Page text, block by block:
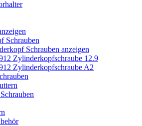
Schrauben
Schrauben anzeigen
Zylinderkopfschraube 12.9
Zylinderkopfschraube A2